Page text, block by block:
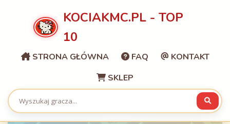
KOCIAKMC.PL - TOP
10
STRONA GŁÓWNA FAQ
KONTAKT
SKLEP